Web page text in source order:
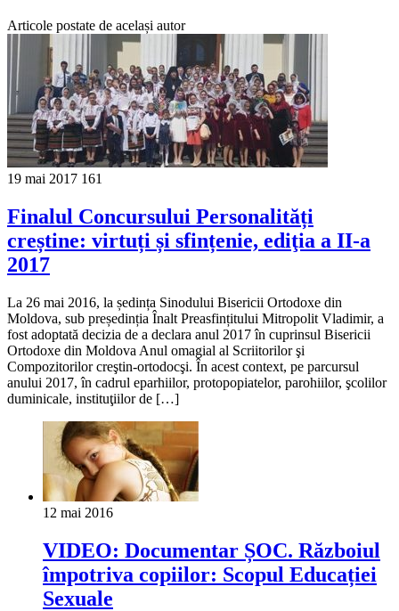
Articole postate de același autor
19 mai 2017 161
Finalul Concursului Personalități
creștine: virtuți și sfințenie, ediţia a II-a
2017
La 26 mai 2016, la ședința Sinodului Bisericii Ortodoxe din
Moldova, sub președinția Înalt Preasfințitului Mitropolit Vladimir, a
fost adoptată decizia de a declara anul 2017 în cuprinsul Bisericii
Ortodoxe din Moldova Anul omagial al Scriitorilor şi
Compozitorilor creştin-ortodocşi. În acest context, pe parcursul
anului 2017, în cadrul eparhiilor, protopopiatelor, parohiilor, şcolilor
duminicale, instituţiilor de […]
12 mai 2016
VIDEO: Documentar ȘOC. Războiul
împotriva copiilor: Scopul Educației
Sexuale